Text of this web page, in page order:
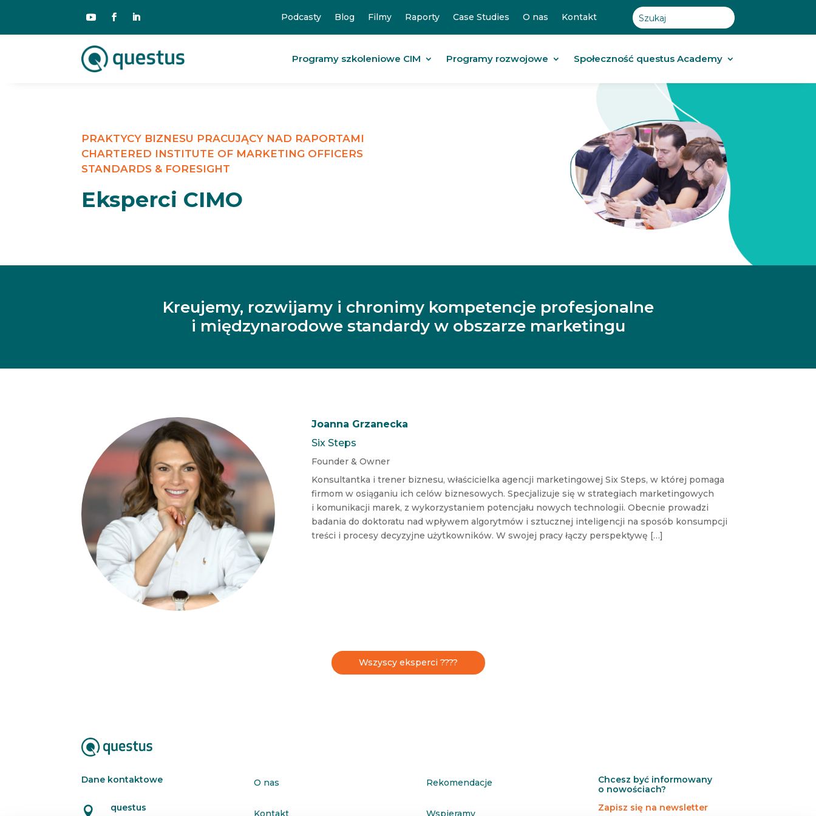
Podcasty Blog Filmy Raporty Case Studies O nas Kontakt
Programy szkoleniowe CIM Programy rozwojowe Społeczność questus Academy
PRAKTYCY BIZNESU PRACUJĄCY NAD RAPORTAMI
CHARTERED INSTITUTE OF MARKETING OFFICERS
STANDARDS & FORESIGHT
Eksperci CIMO
Kreujemy, rozwijamy i chronimy kompetencje profesjonalne
i międzynarodowe standardy w obszarze marketingu
Joanna Grzanecka
Six Steps
Founder & Owner
Konsultantka i trener biznesu, właścicielka agencji marketingowej Six Steps, w której pomaga
firmom w osiąganiu ich celów biznesowych. Specjalizuje się w strategiach marketingowych
i komunikacji marek, z wykorzystaniem potencjału nowych technologii. Obecnie prowadzi
badania do doktoratu nad wpływem algorytmów i sztucznej inteligencji na sposób konsumpcji
treści i procesy decyzyjne użytkowników. W swojej pracy łączy perspektywę […]
Wszyscy eksperci ????
Dane kontaktowe

questus
O nas
Kontakt
Rekomendacje
Wspieramy
Chcesz być informowany
o nowościach?
Zapisz się na newsletter